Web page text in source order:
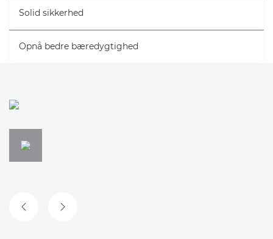
Solid sikkerhed
Opnå bedre bæredygtighed
FORRIGE SLIDENÆSTE SLIDE